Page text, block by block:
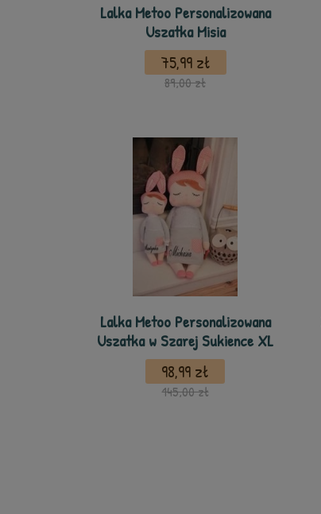
Lalka Metoo Personalizowana
Uszatka Misia
75,99 zł
89,00 zł
Lalka Metoo Personalizowana
Uszatka w Szarej Sukience XL
98,99 zł
145,00 zł